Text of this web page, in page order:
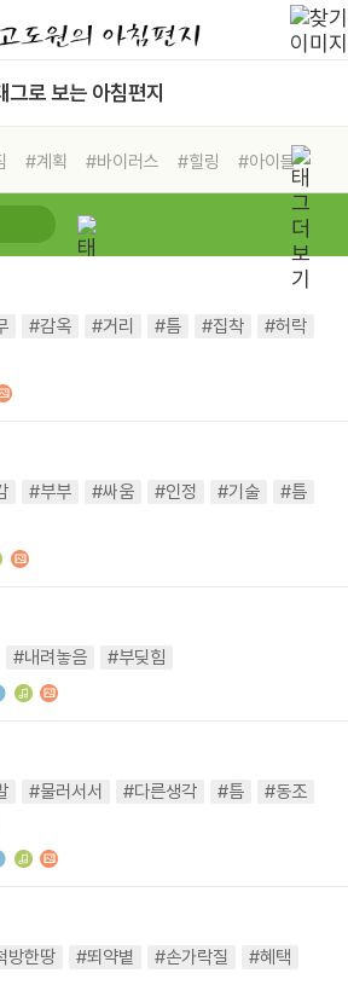
그로 보는 아침편지
#계획 #바이러스 #힐링
#아이들
#삶
#링컨학교
#감옥 #거리 #틈 #집착
#허락
#부부 #싸움 #인정 #기술
#틈
#내려놓음 #부딪힘
#물러서서 #다른생각 #틈
#동조
방한땅 #뙤약볕 #손가락질 #혜택